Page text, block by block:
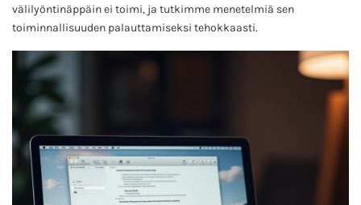
välilyöntinäppäin ei toimi, ja tutkimme menetelmiä sen
toiminnallisuuden palauttamiseksi tehokkaasti.